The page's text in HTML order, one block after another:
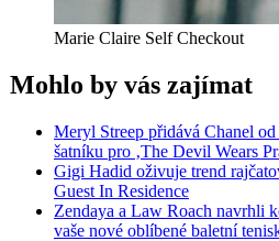
Marie Claire Self Checkout
Mohlo by vás zajímat
Meryl Streep přidává Chanel
šatníku pro ‚The Devil Wears
Gigi Hadid oživuje trend
Guest In Residence
Zendaya a Law Roach navrhli
vaše nové oblíbené baletní